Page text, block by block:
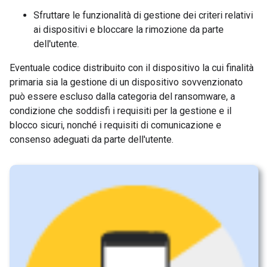
Sfruttare le funzionalità di gestione dei criteri relativi
ai dispositivi e bloccare la rimozione da parte
dell'utente.
Eventuale codice distribuito con il dispositivo la cui finalità
primaria sia la gestione di un dispositivo sovvenzionato
può essere escluso dalla categoria del ransomware, a
condizione che soddisfi i requisiti per la gestione e il
blocco sicuri, nonché i requisiti di comunicazione e
consenso adeguati da parte dell'utente.